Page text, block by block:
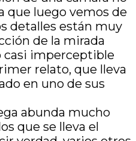
que luego vemos de
detalles están muy
de la mirada
casi imperceptible
relato, que lleva
en uno de sus
abunda mucho
que se lleva el